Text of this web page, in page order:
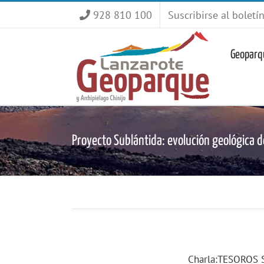
928 810 100 Suscribirse al boletín
Proyecto Sublántida: evolución geológica